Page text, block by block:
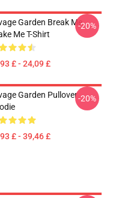
Garden Break Me
Me T-Shirt
£ - 24,09 £
-20%
Garden Pullover
£ - 39,46 £
-20%